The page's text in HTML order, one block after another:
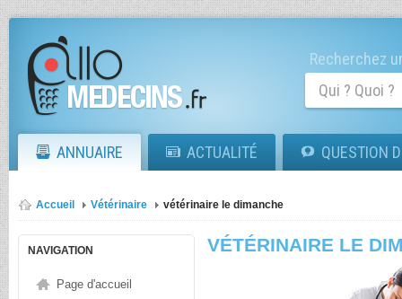
Recherchez
ANNUAIRE ACTUALITÉ QUESTION
Accueil Vétérinaire vétérinaire le dimanche
NAVIGATION
Page d'accueil
VÉTÉRINAIRE LE